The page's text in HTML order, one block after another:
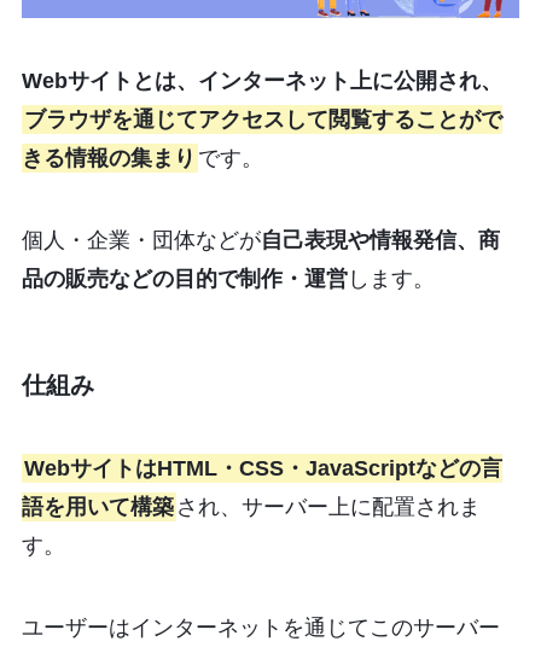
Webサイトとは、インターネット上に公開され、
ブラウザを通じてアクセスして閲覧することがで
きる情報の集まり です。
個人・企業・団体などが自己表現や情報発信、商
品の販売などの目的で制作・運営します。
仕組み
WebサイトはHTML・CSS・JavaScriptなどの言
語を用いて構築 され、サーバー上に配置されま
す。
ユーザーはインターネットを通じてこのサーバー